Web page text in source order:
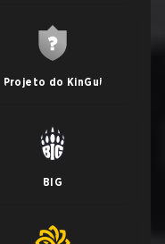
Projeto do KinGui
BIG